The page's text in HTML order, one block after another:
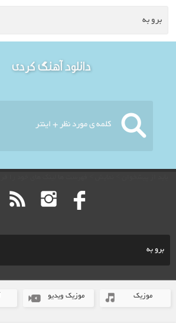
دانلود آهنگ کردی
موزیک موزیک ویدیو